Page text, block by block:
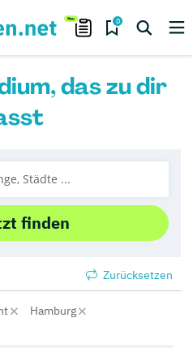
0
das zu dir
finden
Zurücksetzen
Hamburg